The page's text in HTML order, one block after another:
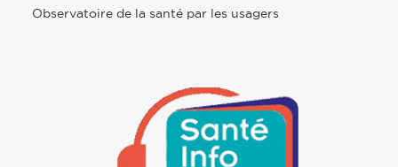
Observatoire de la santé par les usagers